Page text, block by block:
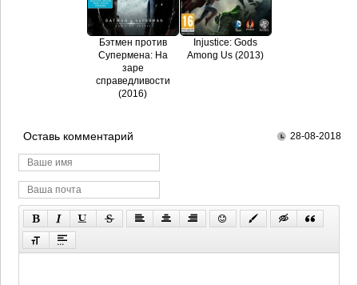
Бэтмен против
Супермена: На
заре
справедливости
(2016)
Injustice: Gods
Among Us (2013)
Оставь комментарий 28-08-2018